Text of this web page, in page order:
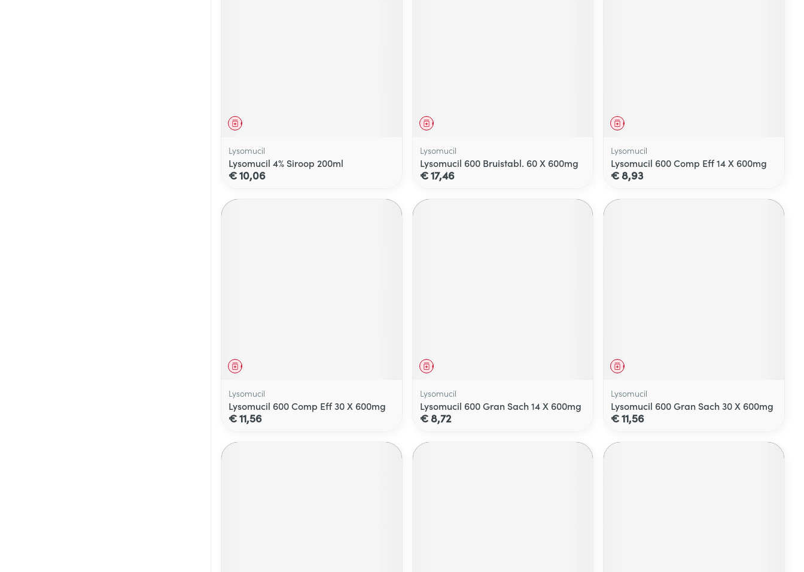
Geneesmiddel
Lysomucil
Lysomucil 4% Siroop 200ml
€ 10,06
Geneesmiddel
Lysomucil
Lysomucil 600 Bruistabl. 60 X 600mg
€ 17,46
Geneesmiddel
Lysomucil
Lysomucil 600 Comp Eff 14 X 600mg
€ 8,93
Geneesmiddel
Lysomucil
Lysomucil 600 Comp Eff 30 X 600mg
€ 11,56
Geneesmiddel
Lysomucil
Lysomucil 600 Gran Sach 14 X 600mg
€ 8,72
Geneesmiddel
Lysomucil
Lysomucil 600 Gran Sach 30 X 600mg
€ 11,56